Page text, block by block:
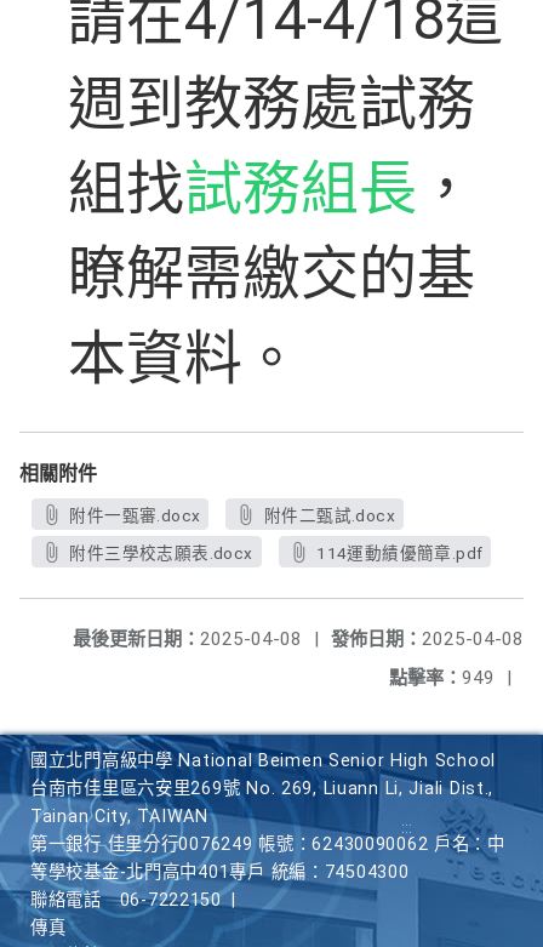
請在4/14-4/18這
週到教務處試務
組找試務組長 ，
瞭解需繳交的基
本資料。
相關附件
附件一甄審.docx
附件二甄試.docx
附件三學校志願表.docx
114運動績優簡章.pdf
發佈日期： 2025-04-08
最後更新日期： 2025-04-08
|
點擊率： 949 |
國立北門高級中學 National Beimen Senior High School
台南市佳里區六安里269號 No. 269, Liuann Li, Jiali Dist.,
Tainan City, TAIWAN
第一銀行 佳里分行0076249 帳號：62430090062 戶名：中
等學校基金-北門高中401專戶 統編：74504300
聯絡電話
06-7222150
傳真